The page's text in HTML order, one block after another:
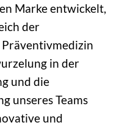
Marke entwickelt,
der
in der
und die
unseres Teams
und